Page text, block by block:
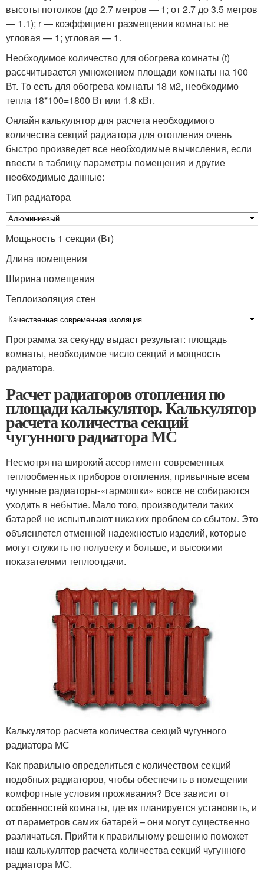
высоты потолков (до 2.7 метров — 1; от 2.7 до 3.5 метров
— 1.1); r — коэффициент размещения комнаты: не
угловая — 1; угловая — 1.
Необходимое количество для обогрева комнаты (t)
рассчитывается умножением площади комнаты на 100
Вт. То есть для обогрева комнаты 18 м2, необходимо
тепла 18*100=1800 Вт или 1.8 кВт.
Онлайн калькулятор для расчета необходимого
количества секций радиатора для отопления очень
быстро произведет все необходимые вычисления, если
ввести в таблицу параметры помещения и другие
необходимые данные:
Тип радиатора
Мощьность 1 секции (Вт)
Длина помещения
Ширина помещения
Теплоизоляция стен
Программа за секунду выдаст результат: площадь
комнаты, необходимое число секций и мощность
радиатора.
Расчет радиаторов отопления по
площади калькулятор. Калькулятор
расчета количества секций
чугунного радиатора МС
Несмотря на широкий ассортимент современных
теплообменных приборов отопления, привычные всем
чугунные радиаторы-«гармошки» вовсе не собираются
уходить в небытие. Мало того, производители таких
батарей не испытывают никаких проблем со сбытом. Это
объясняется отменной надежностью изделий, которые
могут служить по полувеку и больше, и высокими
показателями теплоотдачи.
Калькулятор расчета количества секций чугунного
радиатора МС
Как правильно определиться с количеством секций
подобных радиаторов, чтобы обеспечить в помещении
комфортные условия проживания? Все зависит от
особенностей комнаты, где их планируется установить, и
от параметров самих батарей – они могут существенно
различаться. Прийти к правильному решению поможет
наш калькулятор расчета количества секций чугунного
радиатора МС.